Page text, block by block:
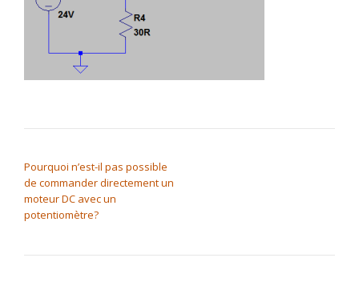
Pourquoi n’est-il pas possible
de commander directement un
moteur DC avec un
potentiomètre?